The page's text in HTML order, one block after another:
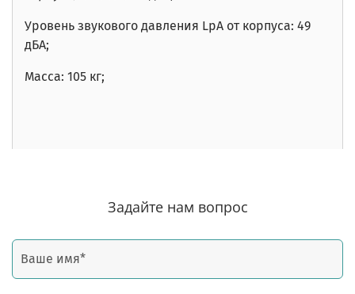
Уровень звукового давления LpA от корпуса: 49
дБА;
Масса: 105 кг;
Задайте нам вопрос